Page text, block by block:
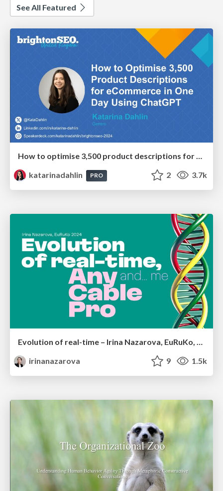
See All Featured
How to optimise 3,500 product descriptions for ecommerce in one day using ChatGPT
katarinadahlin
PRO 2 3.7k
Evolution of real-time – Irina Nazarova, EuRuKo, 2024
irinanazarova
9 1.5k